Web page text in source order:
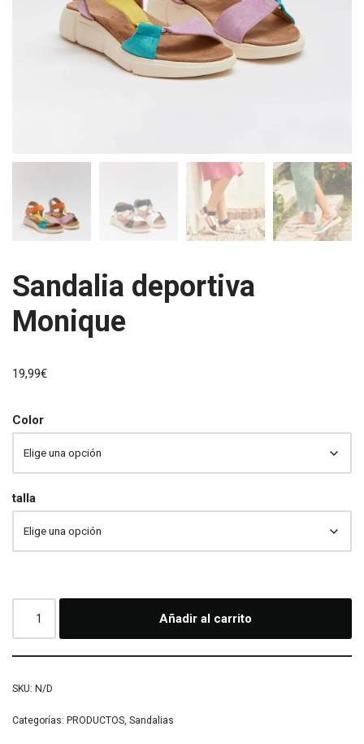
Sandalia deportiva
Monique
19,99€
Color
talla
Añadir al carrito
SKU: N/D
Categorías: PRODUCTOS Sandalias